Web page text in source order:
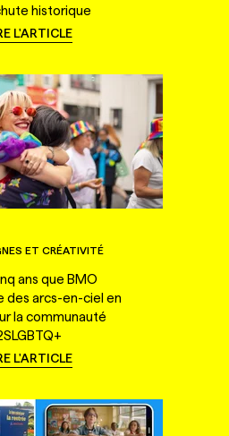
historique
L'ARTICLE
ET CRÉATIVITÉ
ans que BMO
des arcs-en-ciel en
la communauté
L'ARTICLE